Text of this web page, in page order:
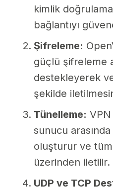
kimlik
bağlantıyı
Şifreleme:
güçlü şifreleme
destekleyerek
şekilde
Tünelleme:
sunucu
oluşturur ve
üzerinden iletilir.
UDP ve TCP